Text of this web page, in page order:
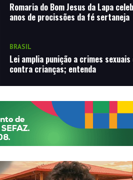
Romaria do Bom Jesus da Lapa
anos de procissões da fé sertaneja
BRASIL
Lei amplia punição a crimes sexuais
contra crianças; entenda